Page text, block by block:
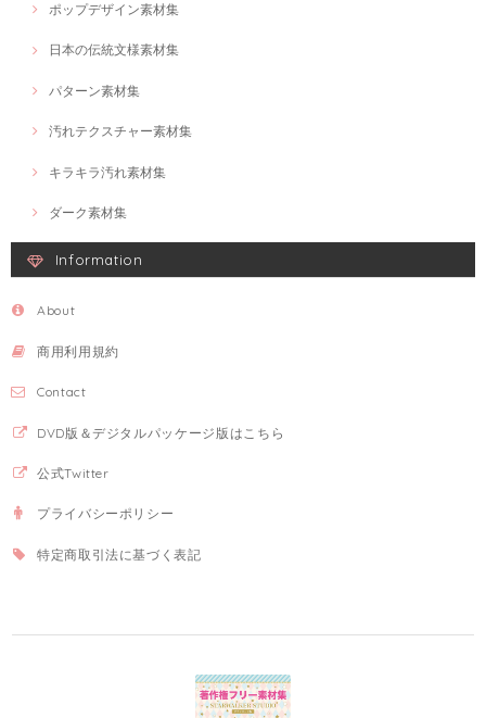
ポップデザイン素材集
日本の伝統文様素材集
パターン素材集
汚れテクスチャー素材集
キラキラ汚れ素材集
ダーク素材集
Information
About
商用利用規約
Contact
DVD版＆デジタルパッケージ版はこちら
公式Twitter
プライバシーポリシー
特定商取引法に基づく表記